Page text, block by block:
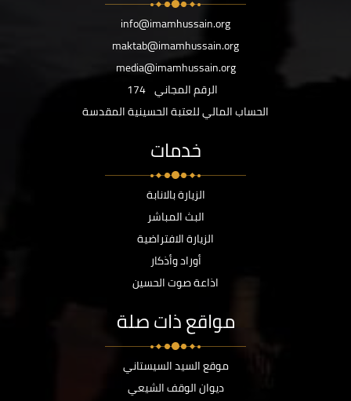
info@imamhussain.org
maktab@imamhussain.org
media@imamhussain.org
الرقم المجاني 174
الحساب المالي للعتبة الحسينية المقدسة
خدمات
الزيارة بالانابة
البث المباشر
الزيارة الافتراضية
أوراد وأذكار
اذاعة صوت الحسين
مواقع ذات صلة
موقع السيد السيستاني
ديوان الوقف الشيعي